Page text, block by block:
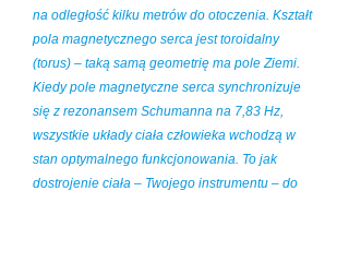
na odległość kilku metrów do otoczenia. Kształt
pola magnetycznego serca jest toroidalny
(torus) – taką samą geometrię ma pole Ziemi.
Kiedy pole magnetyczne serca synchronizuje
się z rezonansem Schumanna na 7,83 Hz,
wszystkie układy ciała człowieka wchodzą w
stan optymalnego funkcjonowania. To jak
dostrojenie ciała – Twojego instrumentu – do